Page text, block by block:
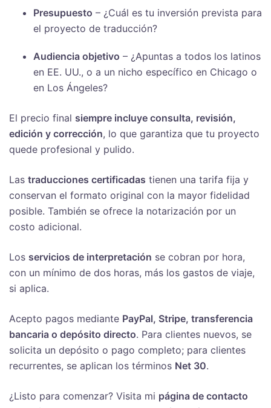
Presupuesto – ¿Cuál es tu inversión prevista para
el proyecto de traducción?
Audiencia objetivo – ¿Apuntas a todos los latinos
en EE. UU., o a un nicho específico en Chicago o
en Los Ángeles?
El precio final siempre incluye consulta, revisión,
edición y corrección, lo que garantiza que tu proyecto
quede profesional y pulido.
Las traducciones certificadas tienen una tarifa fija y
conservan el formato original con la mayor fidelidad
posible. También se ofrece la notarización por un
costo adicional.
Los servicios de interpretación se cobran por hora,
con un mínimo de dos horas, más los gastos de viaje,
si aplica.
Acepto pagos mediante PayPal, Stripe, transferencia
bancaria o depósito directo. Para clientes nuevos, se
solicita un depósito o pago completo; para clientes
recurrentes, se aplican los términos Net 30.
¿Listo para comenzar? Visita mi página de contacto